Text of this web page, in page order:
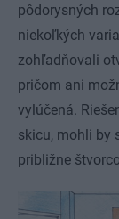
pôdorysných
niekoľkých
zohľadňovali
pričom ani
vylúčená.
skicu, mohli by
približne